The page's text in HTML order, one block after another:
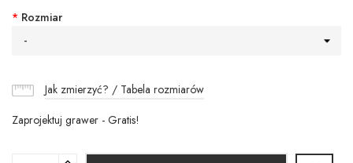
* Rozmiar
-
Jak zmierzyć? / Tabela rozmiarów
Zaprojektuj grawer - Gratis!